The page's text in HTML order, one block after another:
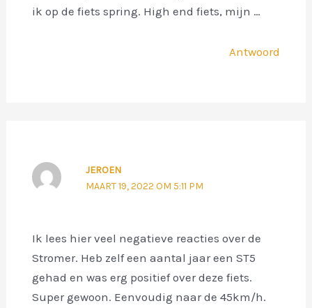
ik op de fiets spring. High end fiets, mijn …
Antwoord
JEROEN
MAART 19, 2022 OM 5:11 PM
Ik lees hier veel negatieve reacties over de
Stromer. Heb zelf een aantal jaar een ST5
gehad en was erg positief over deze fiets.
Super gewoon. Eenvoudig naar de 45km/h.